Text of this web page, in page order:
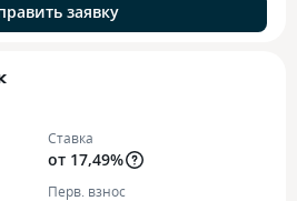
заявку
Ставка
от 17,49%
Перв. взнос